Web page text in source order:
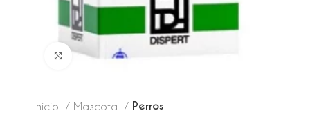
Click to enlarge
Inicio Mascota Perros